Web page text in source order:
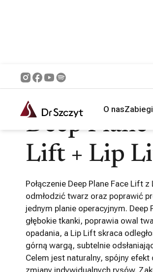
O nasZabiegi
Główna /Zabiegi /
Deep Plane
Lift + Lip
Połączenie Deep Plane Face Lift
odmłodzić twarz oraz poprawić
jednym planie operacyjnym. Deep
głębokie tkanki, poprawia owal
opadania, a Lip Lift skraca
górną wargą, subtelnie
Celem jest naturalny, spójny efekt
zmiany indywidualnych rysów.